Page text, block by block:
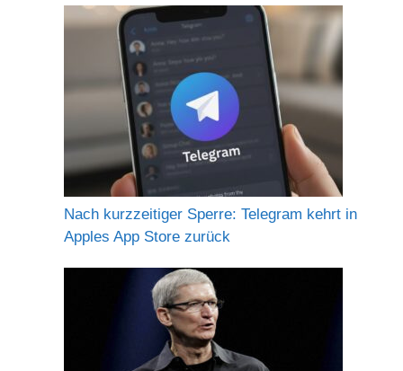
Nach kurzzeitiger Sperre: Telegram kehrt in
Apples App Store zurück